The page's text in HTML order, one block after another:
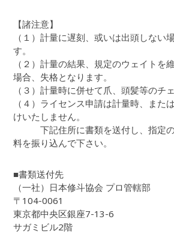
【諸注意】
（１）計量に遅刻、或いは出頭しない
す。
（２）計量の結果、規定のウェイトを
場合、失格となります。
（３）計量時に併せて爪、頭髪等のチ
（４）ライセンス申請は計量時、また
けいたしません。
下記住所に書類を送付し、指定の
料を振り込んで下さい。
■書類送付先
（一社）日本修斗協会 プロ管轄部
〒104-0061
東京都中央区銀座7-13-6
サガミビル2階